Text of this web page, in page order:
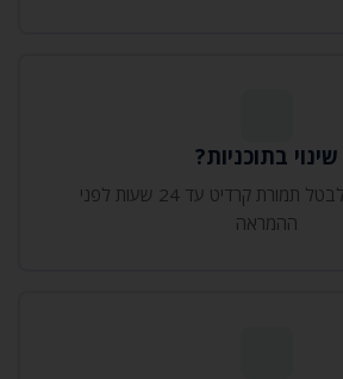
שינוי בתוכניות?
תמורת קרדיט
עד 24 שעות לפני
ההמראה